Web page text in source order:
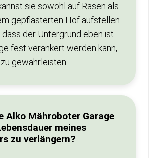
sie sowohl auf Rasen als
gepflasterten Hof aufstellen.
dass der Untergrund eben ist
fest verankert werden kann,
gewährleisten.
Alko Mähroboter Garage
meines
zu verlängern?